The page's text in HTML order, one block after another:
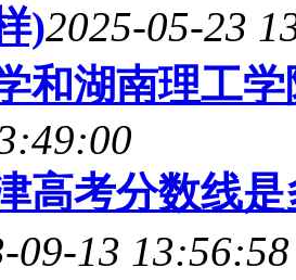
)2025-05-23
和湖南理工
高考分数线
09-13 13:56:58